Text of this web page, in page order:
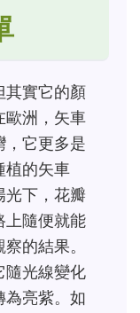
其實它的顏
歐洲，矢車
，它更多是
植的矢車
光下，花瓣
上隨便就能
的結果。
隨光線變化
為亮紫。如